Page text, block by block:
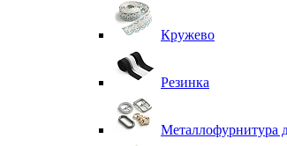
Кружево
Резинка
Металлофурнитура